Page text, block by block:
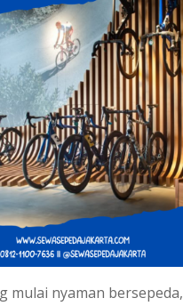
mulai nyaman bersepeda,